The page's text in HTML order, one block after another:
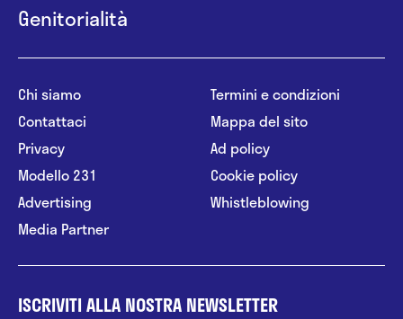
Genitorialità
Chi siamo
Contattaci
Privacy
Modello 231
Advertising
Media Partner
Termini e condizioni
Mappa del sito
Ad policy
Cookie policy
Whistleblowing
ISCRIVITI ALLA NOSTRA NEWSLETTER